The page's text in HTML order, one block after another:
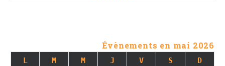
Évènements en mai 2026
L
M
M
J
V
S
D